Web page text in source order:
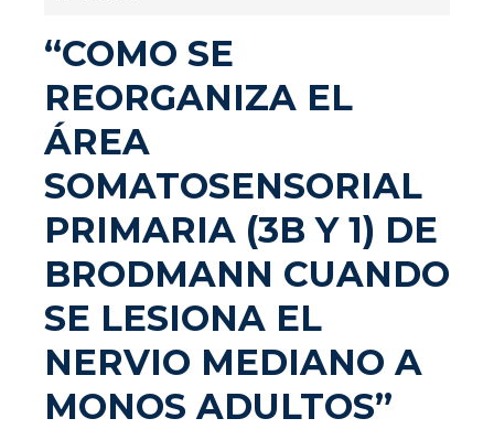
“COMO SE
REORGANIZA EL
ÁREA
SOMATOSENSORIAL
PRIMARIA (3B Y 1) DE
BRODMANN CUANDO
SE LESIONA EL
NERVIO MEDIANO A
MONOS ADULTOS”